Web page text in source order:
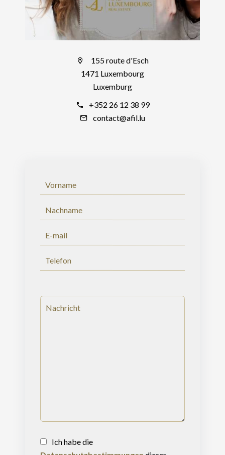
155 route d'Esch
1471 Luxembourg
Luxemburg
+352 26 12 38 99
contact@afil.lu
Ich habe die